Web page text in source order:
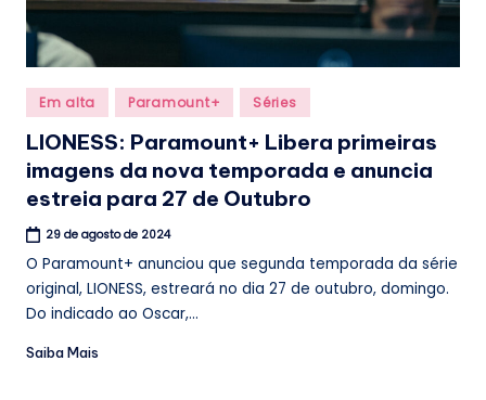
Posted
in
Em alta Paramount+ Séries
LIONESS: Paramount+ Libera primeiras
imagens da nova temporada e anuncia
estreia para 27 de Outubro
29 de agosto de 2024
O Paramount+ anunciou que segunda temporada da série
original, LIONESS, estreará no dia 27 de outubro, domingo.
Do indicado ao Oscar,...
Saiba Mais